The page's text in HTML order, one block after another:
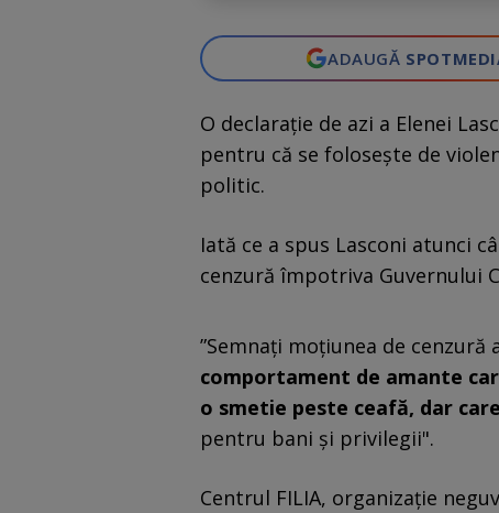
ADAUGĂ
O declaraţie de azi a Elenei
pentru că se folosește de
politic.
Iată ce a spus Lasconi atunci
cenzură împotriva Guvernului
”Semnaţi moţiunea de
comportament de amante
o smetie peste ceafă, dar
pentru bani şi privilegii".
Centrul FILIA, organizație